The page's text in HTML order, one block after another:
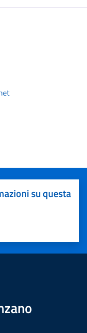
su questa